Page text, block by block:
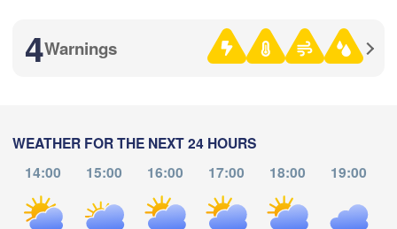
4Warnings
WEATHER FOR THE NEXT 24 HOURS
14:00
15:00 16:00 17:00 18:00 19:00
Download App
(Nizhny
Владимир
(Vladimir)
Москва
Рязань
(Ryazan)
Тула
Богородское